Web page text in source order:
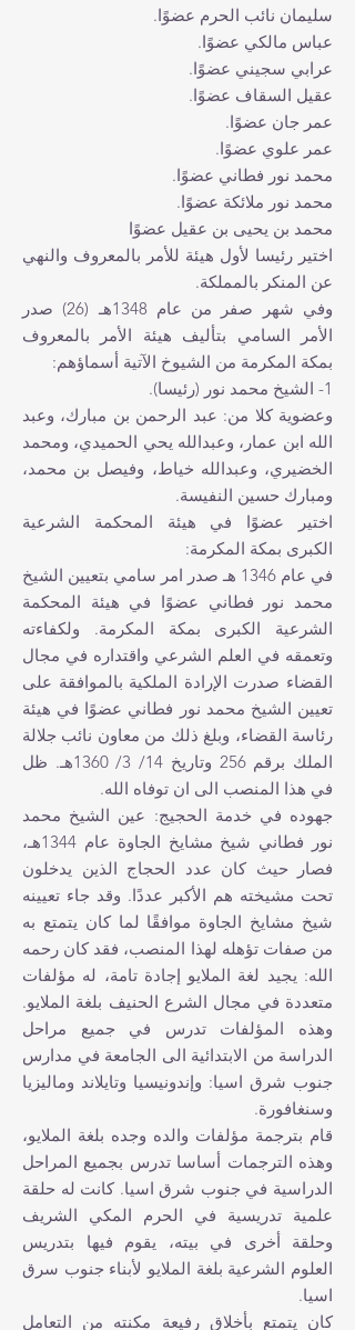
سليمان نائب الحرم عضوًا.
عباس مالكي عضوًا.
عرابي سجيني عضوًا.
عقيل السقاف عضوًا.
عمر جان عضوًا.
عمر علوي عضوًا.
محمد نور فطاني عضوًا.
محمد نور ملائكة عضوًا.
محمد بن يحيى بن عقيل عضوًا
اختير رئيسا لأول هيئة للأمر بالمعروف والنهي
عن المنكر بالمملكة.
وفي شهر صفر من عام 1348هـ (26) صدر
الأمر السامي بتأليف هيئة الأمر بالمعروف
بمكة المكرمة من الشيوخ الآتية أسماؤهم:
1- الشيخ‏ محمد نور (رئيسا).
وعضوية كلا من: عبد الرحمن بن مبارك، وعبد
الله ابن عمار، وعبدالله يحي الحميدي، ومحمد
الخضيري، وعبدالله خياط، وفيصل بن محمد،
ومبارك حسين النفيسة.
اختير عضوًا في هيئة المحكمة الشرعية
الكبرى بمكة المكرمة:
في عام 1346 هـ صدر امر سامي بتعيين الشيخ‏
محمد نور فطاني عضوًا في هيئة المحكمة
الشرعية الكبرى بمكة المكرمة. ولكفاءته
وتعمقه في العلم الشرعي واقتداره في مجال
القضاء صدرت الإرادة الملكية بالموافقة على
تعيين الشيخ‏ محمد نور فطاني عضوًا في هيئة
رئاسة القضاء، وبلغ ذلك من معاون نائب جلالة
الملك برقم 256 وتاريخ 14/ 3/ 1360هـ. ظل
في هذا المنصب الى ان توفاه الله.
جهوده في خدمة الحجيج: عين الشيخ‏ محمد
نور فطاني شيخ مشايخ الجاوة عام 1344هـ،
فصار حيث كان عدد الحجاج الذين يدخلون
تحت مشيخته هم الأكبر عددًا. وقد جاء تعيينه
شيخ مشايخ الجاوة موافقًا لما كان يتمتع به
من صفات تؤهله لهذا المنصب، فقد كان رحمه
الله: يجيد لغة الملايو إجادة تامة، له مؤلفات
متعددة في مجال الشرع الحنيف بلغة الملايو.
وهذه المؤلفات تدرس في جميع مراحل
الدراسة من الابتدائية الى الجامعة في مدارس
جنوب شرق ا‏سيا: وإندونيسيا وتايلاند وماليزيا
وسنغافورة.
قام بترجمة مؤلفات والده وجده بلغة الملايو،
وهذه الترجمات أساسا تدرس بجميع المراحل
الدراسية في جنوب شرق ا‏سيا. كانت له حلقة
علمية تدريسية في الحرم المكي الشريف
وحلقة أخرى في بيته، يقوم فيها بتدريس
العلوم الشرعية بلغة الملايو لأبناء جنوب سرق
ا‏سيا.
كان يتمتع بأخلاق رفيعة مكنته من التعامل